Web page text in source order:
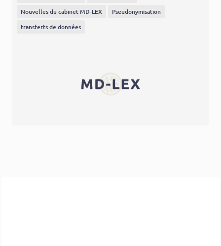
Nouvelles du cabinet MD-LEX
Pseudonymisation
transferts de données